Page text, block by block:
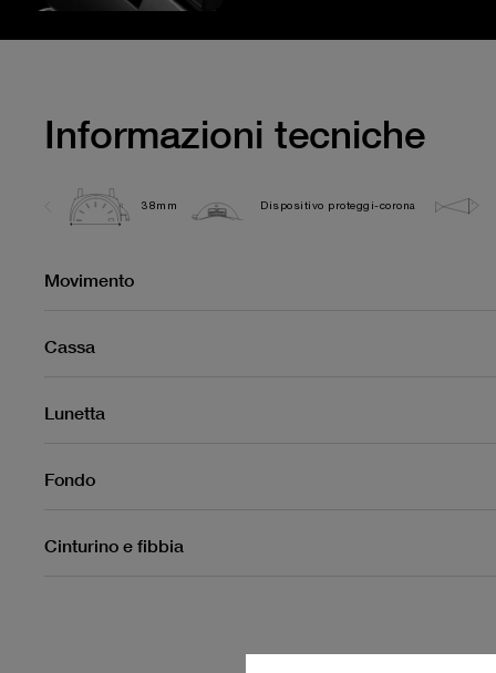
Informazioni tecniche
38mm Dispositivo proteggi-corona
Movimento
Cassa
Lunetta
Fondo
Cinturino e fibbia